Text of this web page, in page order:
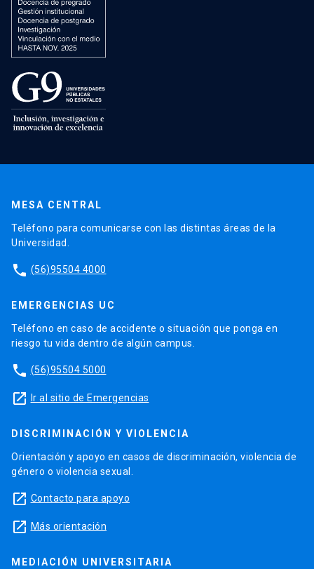
MESA CENTRAL
Teléfono para comunicarse con las distintas áreas de la
Universidad.
phone (56)95504 4000
EMERGENCIAS UC
Teléfono en caso de accidente o situación que ponga en
riesgo tu vida dentro de algún campus.
phone (56)95504 5000
launch Ir al sitio de Emergencias
DISCRIMINACIÓN Y VIOLENCIA
Orientación y apoyo en casos de discriminación, violencia de
género o violencia sexual.
launch Contacto para apoyo
launch Más orientación
MEDIACIÓN UNIVERSITARIA